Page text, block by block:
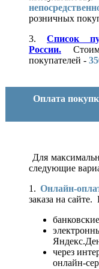
розничных
3. Список
России.
покупателей -
Оплата
Для
следующие
1. Онлайн-
заказа на
через
онлайн-